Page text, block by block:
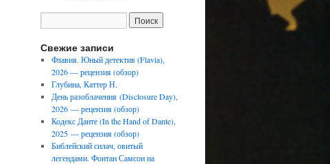
Свежие записи
Флавия. Юный детектив (Flavia),
2026 — рецензия (обзор)
Глубина, Каттер Н.
День разоблачения (Disclosure Day),
2026 — рецензия (обзор)
Кодекс Данте (In the Hand of Dante),
2025 — рецензия (обзор)
Библейский силач, овитый
легендами. Фонтан Самсон на